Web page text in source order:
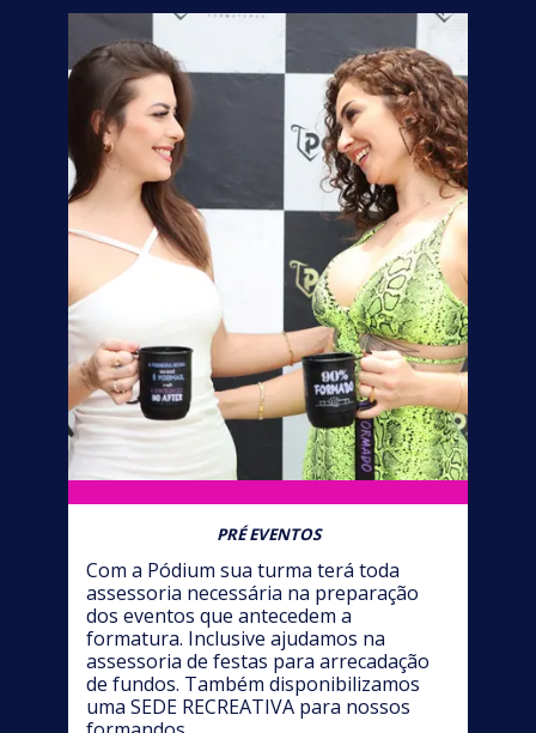
PRÉ EVENTOS
Com a Pódium sua turma terá toda
assessoria necessária na preparação
dos eventos que antecedem a
formatura. Inclusive ajudamos na
assessoria de festas para arrecadação
de fundos. Também disponibilizamos
uma SEDE RECREATIVA para nossos